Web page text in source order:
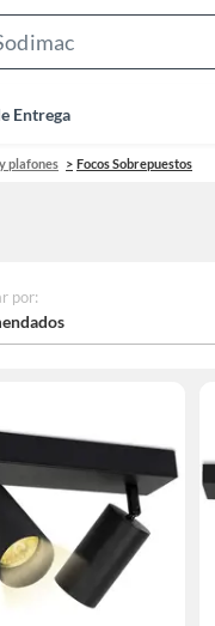
Entrega
plafones Focos Sobrepuestos
por: